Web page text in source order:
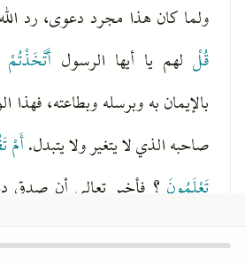
ولما كان هذا مجرد دعوى، رد
قُلْلهم يا أيها الرسول
بالإيمان به وبرسله وبطاعته،
صاحبه الذي لا يتغير ولا يتبدل.أَمْ
تَعْلَمُونَ ؟ فأخبر تعالى أن صدق
أحد هذين الأمرين اللذين لا ثالث